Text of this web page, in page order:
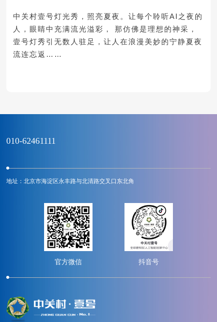
中关村壹号灯光秀，照亮夏夜。让每个聆听AI之夜的
人，眼睛中充满流光溢彩， 那仿佛是理想的神采，
壹号灯秀引无数人驻足，让人在浪漫美妙的宁静夏夜
流连忘返……
010-62461111
地址：北京市海淀区永丰路与北清路交叉口东北角
官方微信 抖音号